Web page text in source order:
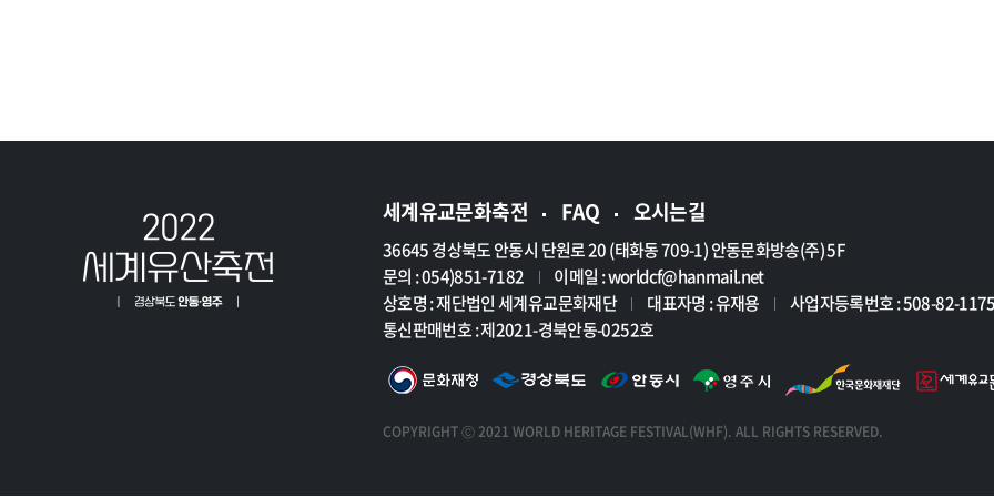
세
계
유
세계유교문화축전 FAQ 오시는길
36645 경상북도 안동시 단원로 20 (태화동 709-1) 안동문화방송(주) 5F
문의 : 054)851-7182
| 이메일 :worldcf@hanmail.net
상호명 : 재단법인 세계유교문화재단
| 대표자명 : 유재용 |
사업자등록번호 : 508-82-
통신판매번호 : 제2021-경북안동-0252호
COPYRIGHT Ⓒ 2021 WORLD HERITAGE FESTIVAL(WHF). ALL RIGHTS RESERVED.